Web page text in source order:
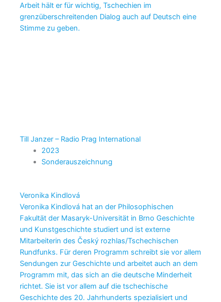
Arbeit hält er für wichtig, Tschechien im
grenzüberschreitenden Dialog auch auf Deutsch eine
Stimme zu geben.
Till Janzer – Radio Prag International
2023
Sonderauszeichnung
Veronika Kindlová
Veronika Kindlová hat an der Philosophischen
Fakultät der Masaryk-Universität in Brno Geschichte
und Kunstgeschichte studiert und ist externe
Mitarbeiterin des Český rozhlas/Tschechischen
Rundfunks. Für deren Programm schreibt sie vor allem
Sendungen zur Geschichte und arbeitet auch an dem
Programm mit, das sich an die deutsche Minderheit
richtet. Sie ist vor allem auf die tschechische
Geschichte des 20. Jahrhunderts spezialisiert und